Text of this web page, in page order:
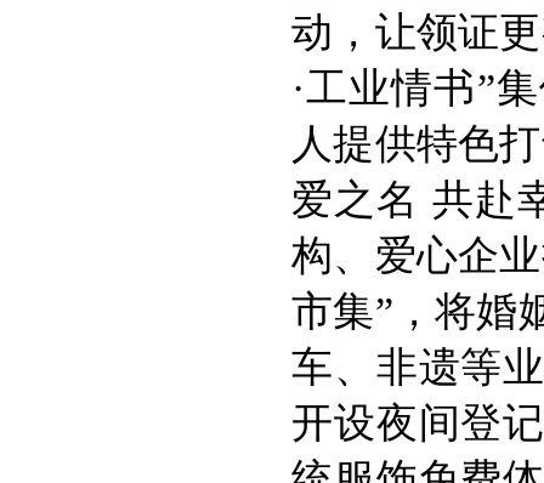
动，让领证
·工业情书”
人提供特色
爱之名 共赴
构、爱心企
市集”，将婚
车、非遗等
开设夜间登